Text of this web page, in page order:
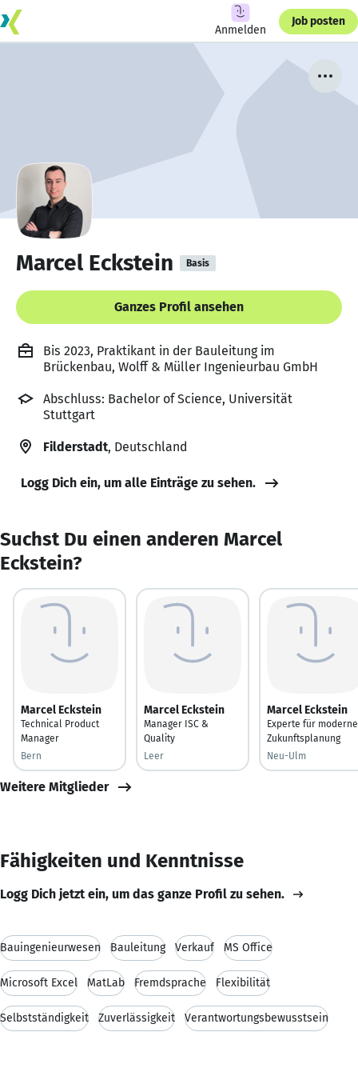
Anmelden
Job posten
Marcel Eckstein Basis
Ganzes Profil ansehen
Bis 2023, Praktikant in der Bauleitung im
Brückenbau, Wolff & Müller Ingenieurbau GmbH
Abschluss: Bachelor of Science, Universität
Stuttgart
Filderstadt, Deutschland
Logg Dich ein, um alle Einträge zu sehen.
Suchst Du einen anderen Marcel
Eckstein?
Marcel Eckstein
Technical Product
Manager
Bern
Marcel Eckstein
Manager ISC &
Quality
Leer
Marcel Eckstein
Experte für moderne
Zukunftsplanung
Neu-Ulm
Weitere Mitglieder
Fähigkeiten und Kenntnisse
Logg Dich jetzt ein, um das ganze Profil zu sehen.
Bauingenieurwesen Bauleitung Verkauf MS Office
Microsoft Excel MatLab Fremdsprache Flexibilität
Selbstständigkeit Zuverlässigkeit Verantwortungsbewusstsein